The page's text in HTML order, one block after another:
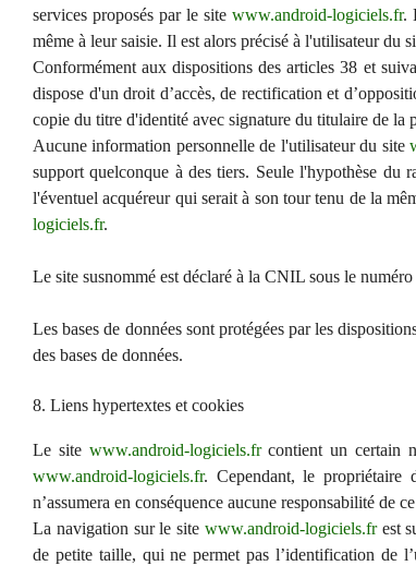
services proposés par le sitewww.android-logiciels.fr.
même à leur saisie. Il est alors précisé à l'utilisateur du
Conformément aux dispositions des articles 38 et
dispose d'un droit d’accès, de rectification et
copie du titre d'identité avec signature du titulaire de la
Aucune information personnelle de l'utilisateur du site
support quelconque à des tiers. Seule l'hypothèse du
l'éventuel acquéreur qui serait à son tour tenu de la
logiciels.fr.
Le site susnommé est déclaré à la CNIL sous le
Les bases de données sont protégées par les
des bases de données.
8. Liens hypertextes et cookies
Le site www.android-logiciels.frcontient un certain
www.android-logiciels.fr. Cependant, le propriétaire
n’assumera en conséquence aucune responsabilité de
La navigation sur le site www.android-logiciels.frest
de petite taille, qui ne permet pas l’identification de